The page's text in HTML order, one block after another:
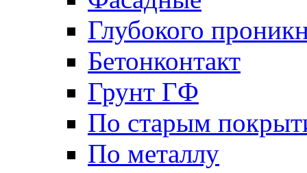
Глубокого
Бетонконтакт
Грунт ГФ
По старым
По металлу